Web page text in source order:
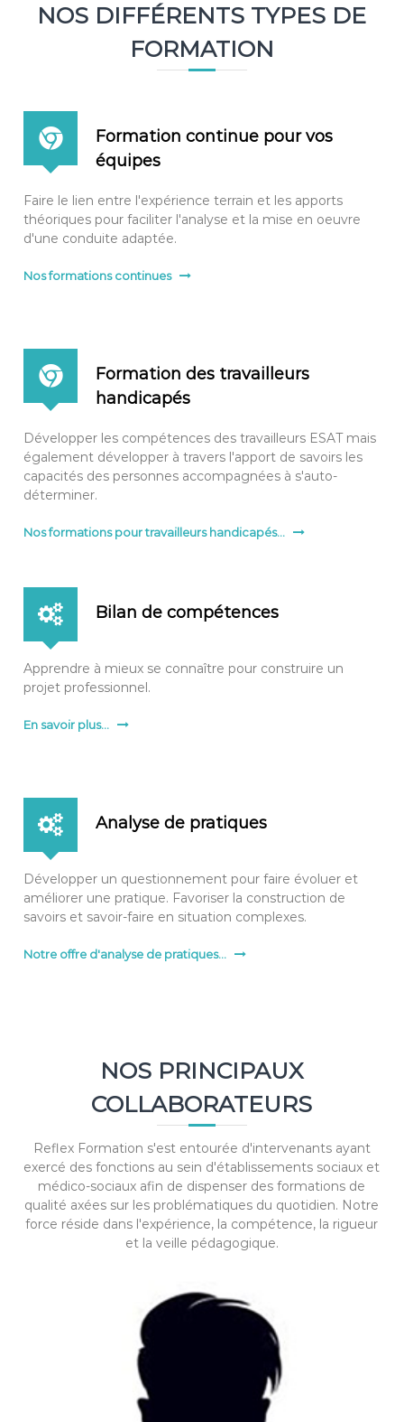
NOS DIFFÉRENTS TYPES DE
FORMATION
Formation continue pour vos
équipes
Faire le lien entre l'expérience terrain et les apports
théoriques pour faciliter l'analyse et la mise en oeuvre
d'une conduite adaptée.
Nos formations continues
Formation des travailleurs
handicapés
Développer les compétences des travailleurs ESAT mais
également développer à travers l'apport de savoirs les
capacités des personnes accompagnées à s'auto-
déterminer.
Nos formations pour travailleurs handicapés...
Bilan de compétences
Apprendre à mieux se connaître pour construire un
projet professionnel.
En savoir plus...
Analyse de pratiques
Développer un questionnement pour faire évoluer et
améliorer une pratique. Favoriser la construction de
savoirs et savoir-faire en situation complexes.
Notre offre d'analyse de pratiques...
NOS PRINCIPAUX
COLLABORATEURS
Reflex Formation s'est entourée d'intervenants ayant
exercé des fonctions au sein d'établissements sociaux et
médico-sociaux afin de dispenser des formations de
qualité axées sur les problématiques du quotidien. Notre
force réside dans l'expérience, la compétence, la rigueur
et la veille pédagogique.